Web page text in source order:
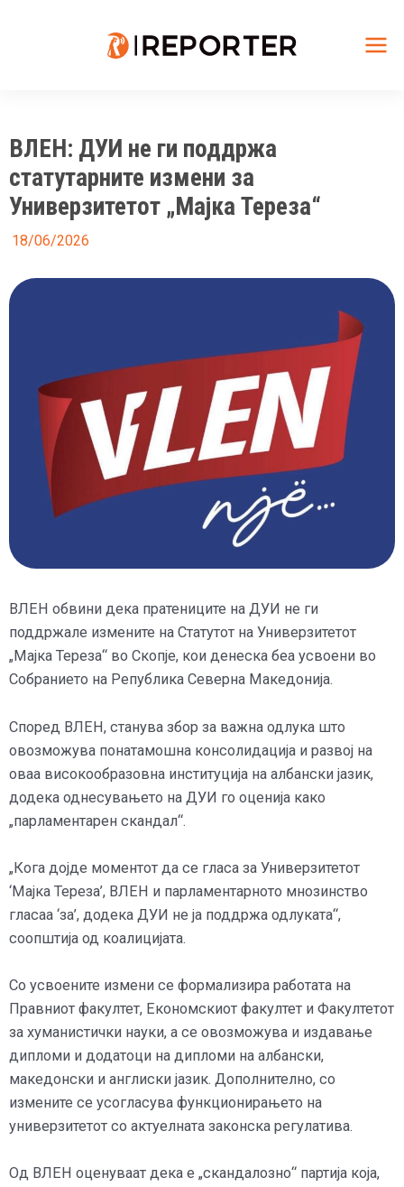
ВЛЕН: ДУИ не ги поддржа
статутарните измени за
Универзитетот „Мајка Тереза“
18/06/2026
ВЛЕН обвини дека пратениците на ДУИ не ги
поддржале измените на Статутот на Универзитетот
„Мајка Тереза“ во Скопје, кои денеска беа усвоени во
Собранието на Република Северна Македонија.
Според ВЛЕН, станува збор за важна одлука што
овозможува понатамошна консолидација и развој на
оваа високообразовна институција на албански јазик,
додека однесувањето на ДУИ го оценија како
„парламентарен скандал“.
„Кога дојде моментот да се гласа за Универзитетот
‘Мајка Тереза’, ВЛЕН и парламентарното мнозинство
гласаа ‘за’, додека ДУИ не ја поддржа одлуката“,
соопштија од коалицијата.
Со усвоените измени се формализира работата на
Правниот факултет, Економскиот факултет и Факултетот
за хуманистички науки, а се овозможува и издавање
дипломи и додатоци на дипломи на албански,
македонски и англиски јазик. Дополнително, со
измените се усогласува функционирањето на
универзитетот со актуелната законска регулатива.
Од ВЛЕН оценуваат дека е „скандалозно“ партија која,